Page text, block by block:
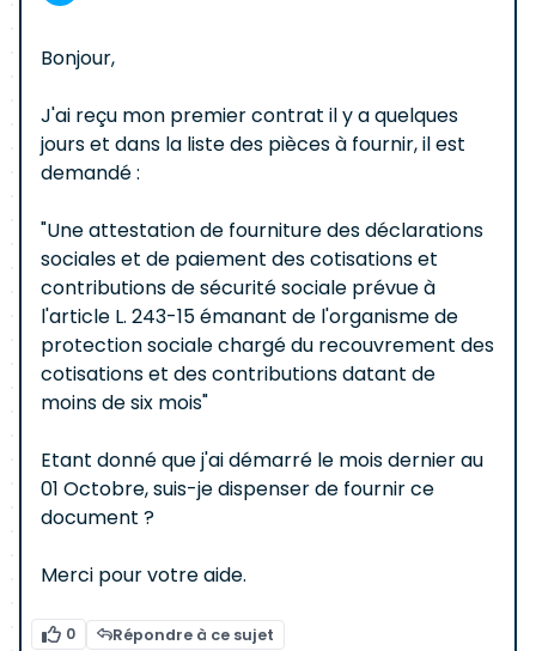
Bonjour,
J'ai reçu mon premier contrat il y a quelques
jours et dans la liste des pièces à fournir, il est
demandé :
"Une attestation de fourniture des déclarations
sociales et de paiement des cotisations et
contributions de sécurité sociale prévue à
l'article L. 243-15 émanant de l'organisme de
protection sociale chargé du recouvrement des
cotisations et des contributions datant de
moins de six mois"
Etant donné que j'ai démarré le mois dernier au
01 Octobre, suis-je dispenser de fournir ce
document ?
Merci pour votre aide.
0 Répondre à ce sujet